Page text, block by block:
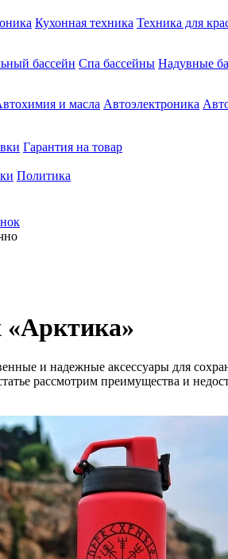
Кухонная техника Техника для
бассейн Спа бассейны Надувные
и масла Автоэлектроника
Гарантия на товар
Политика
«Арктика»
и надежные аксессуары для
рассмотрим преимущества и